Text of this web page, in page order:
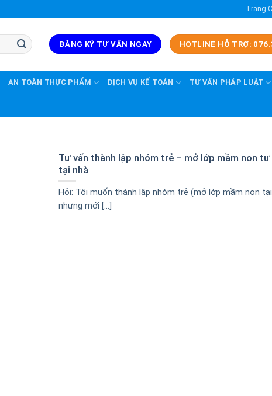
Trang
ĐĂNG KÝ TƯ VẤN NGAY HOTLINE HỖ TRỢ:
AN TOÀN THỰC PHẨM DỊCH VỤ KẾ TOÁN TƯ VẤN PHÁP LUẬT
Tư vấn thành lập nhóm trẻ – mở lớp mầm non
tại nhà
Hỏi: Tôi muốn thành lập nhóm trẻ (mở lớp mầm non
nhưng mới [...]